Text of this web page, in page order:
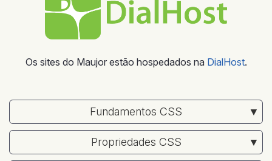
Os sites do Maujor estão hospedados na DialHost.
Fundamentos CSS
Propriedades CSS